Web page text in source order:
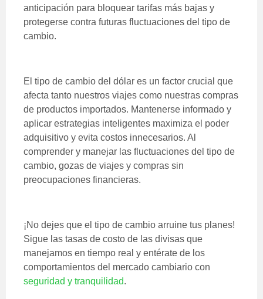
anticipación para bloquear tarifas más bajas y
protegerse contra futuras fluctuaciones del tipo de
cambio.
El tipo de cambio del dólar es un factor crucial que
afecta tanto nuestros viajes como nuestras compras
de productos importados. Mantenerse informado y
aplicar estrategias inteligentes maximiza el poder
adquisitivo y evita costos innecesarios. Al
comprender y manejar las fluctuaciones del tipo de
cambio, gozas de viajes y compras sin
preocupaciones financieras.
¡No dejes que el tipo de cambio arruine tus planes!
Sigue las tasas de costo de las divisas que
manejamos en tiempo real y entérate de los
comportamientos del mercado cambiario con
seguridad y tranquilidad.